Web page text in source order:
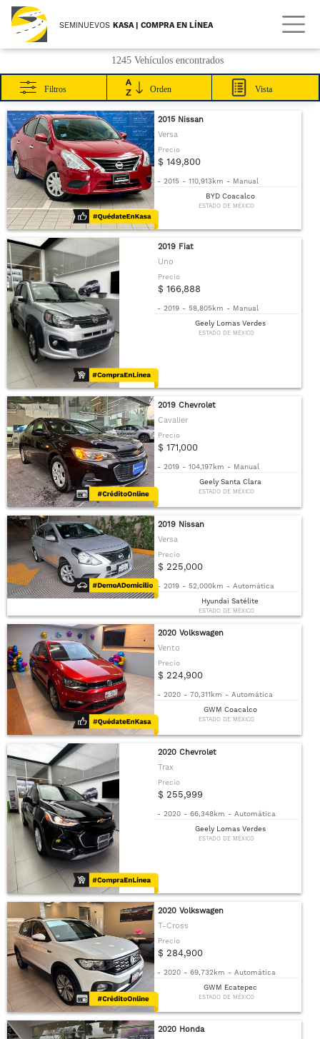
SEMINUEVOS KASA | COMPRA EN LÍNEA
1245 Vehículos encontrados
Filtros Orden Vista
2015 Nissan
Versa
Precio
$ 149,800
- 2015 - 110,913km - Manual
BYD Coacalco
ESTADO DE MÉXICO
2019 Fiat
Uno
Precio
$ 166,888
- 2019 - 58,805km - Manual
Geely Lomas Verdes
ESTADO DE MÉXICO
2019 Chevrolet
Cavalier
Precio
$ 171,000
- 2019 - 104,197km - Manual
Geely Santa Clara
ESTADO DE MÉXICO
2019 Nissan
Versa
Precio
$ 225,000
- 2019 - 52,000km - Automática
Hyundai Satélite
ESTADO DE MÉXICO
2020 Volkswagen
Vento
Precio
$ 224,900
- 2020 - 70,311km - Automática
GWM Coacalco
ESTADO DE MÉXICO
2020 Chevrolet
Trax
Precio
$ 255,999
- 2020 - 66,348km - Automática
Geely Lomas Verdes
ESTADO DE MÉXICO
2020 Volkswagen
T-Cross
Precio
$ 284,900
- 2020 - 69,732km - Automática
GWM Ecatepec
ESTADO DE MÉXICO
2020 Honda